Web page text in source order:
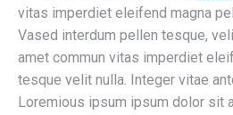
vitas imperdiet eleifend magna
Vased interdum pellen tesque,
amet commun vitas imperdiet
tesque velit nulla. Integer vitae
Loremious ipsum ipsum dolor sit